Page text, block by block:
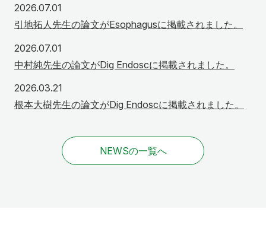
2026.07.01
引地拓人先生の論文がEsophagusに掲載されました。
2026.07.01
中村純先生の論文がDig Endoscに掲載されました。
2026.03.21
根本大樹先生の論文がDig Endoscに掲載されました。
NEWSの一覧へ